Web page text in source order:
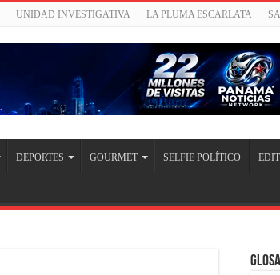
UNIDAD INVESTIGATIVA LA PLUMA ESCARLATA
DEPORTES GOURMET SELFIE POLÍTICO